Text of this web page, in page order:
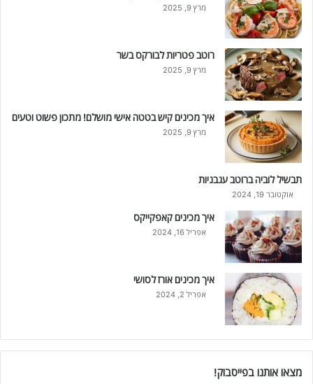
מרץ 9, 2025
רוטב פטריות לבורקס בשר
מרץ 9, 2025
איך מכינים קיש בטטה אישי מושלם! מתכון פשוט וטעים
מרץ 9, 2025
תבשיל לוביה ברוטב עגבניות
אוקטובר 19, 2024
איך מכינים קאפקייקס
אפריל 16, 2024
איך מכינים אורז לסושי
אפריל 2, 2024
מצאו אותנו בפייסבוק!